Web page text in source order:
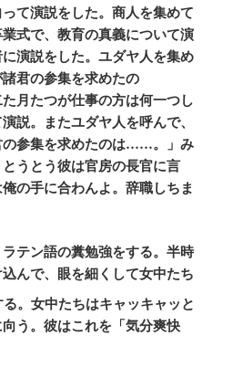
て演説をした。商人を集めて
式で、教育の真義について演
演説をした。ユダヤ人を集め
君の参集を求めたの
月たつが仕事の方は何一つし
説。またユダヤ人を呼んで、
の参集を求めたのは……。」み
うとう彼は官房の長官に言
の手に合わんよ。辞職しちま
テン語の糞勉強をする。半時
んで、眼を細くして女中たち
る。女中たちはキャッキャッと
う。彼はこれを「気分爽快